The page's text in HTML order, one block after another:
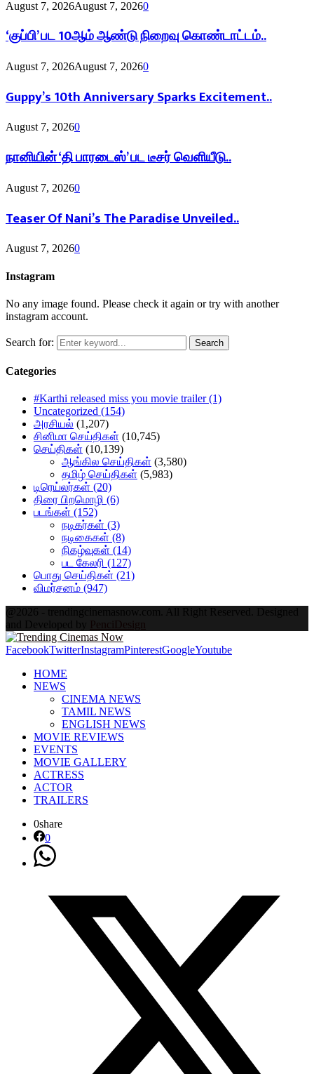
August 7, 2026August 7, 20260
‘குப்பி’ பட 10ஆம் ஆண்டு நிறைவு கொண்டாட்டம்..
August 7, 2026August 7, 20260
Guppy’s 10th Anniversary Sparks Excitement..
August 7, 20260
நானியின் ‘தி பாரடைஸ்’ பட டீசர் வெளியீடு..
August 7, 20260
Teaser Of Nani’s The Paradise Unveiled..
August 7, 20260
Instagram
No any image found. Please check it again or try with another
instagram account.
Search for: Search
Categories
#Karthi released miss you movie trailer(1)
Uncategorized (154)
அரசியல் (1,207)
சினிமா செய்திகள் (10,745)
செய்திகள் (10,139)
ஆங்கில செய்திகள் (3,580)
தமிழ் செய்திகள் (5,983)
டிரெய்லர்கள் (20)
திரை பிறமொழி (6)
படங்கள் (152)
நடிகர்கள் (3)
நடிகைகள் (8)
நிகழ்வுகள் (14)
பட கேலரி (127)
பொது செய்திகள் (21)
விமர்சனம் (947)
@2026 - trendingcinemasnow.com. All Right Reserved. Designed
and Developed by PenciDesign
FacebookTwitterInstagramPinterestGoogleYoutube
HOME
NEWS
CINEMA NEWS
TAMIL NEWS
ENGLISH NEWS
MOVIE REVIEWS
EVENTS
MOVIE GALLERY
ACTRESS
ACTOR
TRAILERS
0share
0